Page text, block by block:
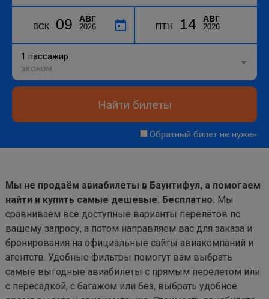
ВСК 09 АВГ
2026 ПТН 14 АВГ
2026
1 пассажир
эконом
Найти билеты
Обратный билет не нужен
Мы не продаём авиабилеты в Баунтифул, а помогаем
найти и купить самые дешевые. Бесплатно. Мы
сравниваем все доступные варианты перелётов по
вашему запросу, а потом направляем вас для заказа и
бронирования на официальные сайты авиакомпаний и
агентств. Удобные фильтры помогут вам выбрать
самые выгодные авиабилеты с прямым перелетом или
с пересадкой, с багажом или без, выбрать удобное